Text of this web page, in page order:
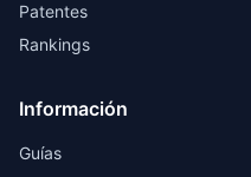
Patentes
Rankings
Información
Guías